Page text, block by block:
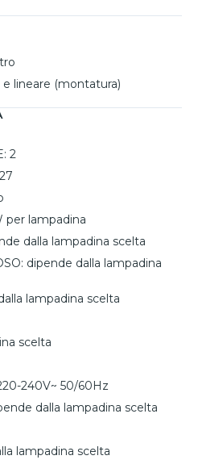
lineare (montatura)
2
per lampadina
dalla lampadina scelta
dipende dalla lampadina
lampadina scelta
scelta
240V~ 50/60Hz
dalla lampadina scelta
lampadina scelta